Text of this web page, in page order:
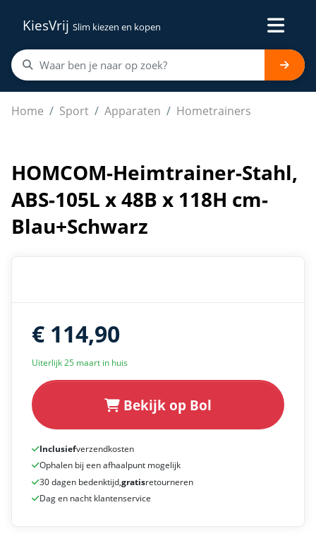
KiesVrij Slim kiezen en kopen
Home Sport Apparaten Hometrainers
HOMCOM-Heimtrainer-Stahl, ABS-105L x 48B x 118H
HOMCOM-Heimtrainer-Stahl,
ABS-105L x 48B x 118H cm-
Blau+Schwarz
€ 114,90
Uiterlijk 25 maart in huis
Bekijk op Bol
Inclusiefverzendkosten
Ophalen bij een afhaalpunt mogelijk
30 dagen bedenktijd,gratisretourneren
Dag en nacht klantenservice